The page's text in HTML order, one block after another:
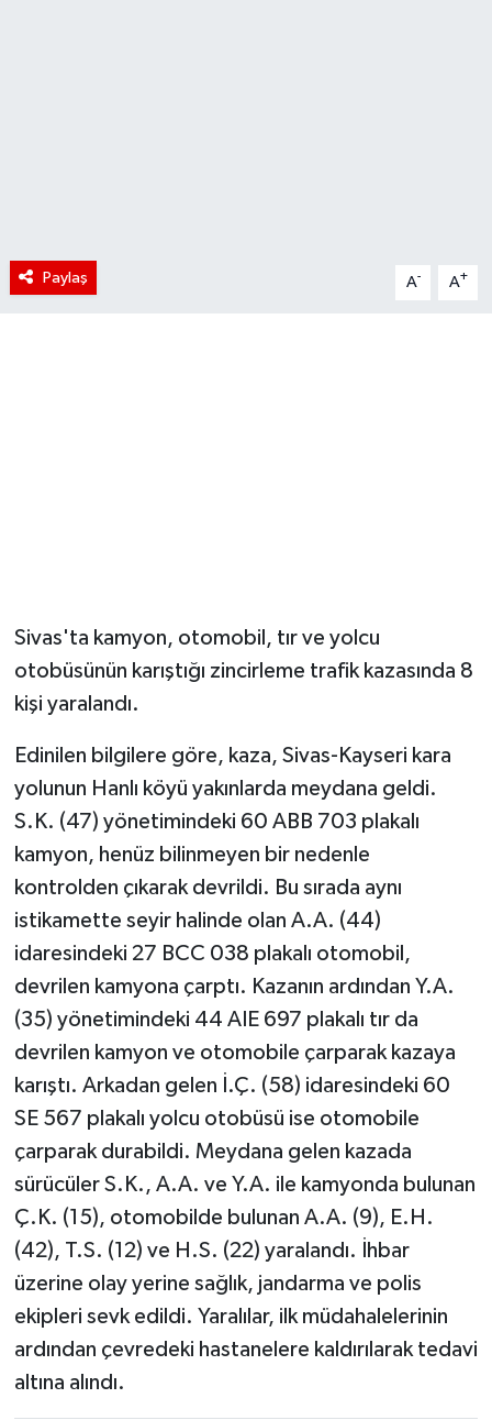
Paylaş A- A+
Sivas'ta kamyon, otomobil, tır ve yolcu
otobüsünün karıştığı zincirleme trafik kazasında 8
kişi yaralandı.
Edinilen bilgilere göre, kaza, Sivas-Kayseri kara
yolunun Hanlı köyü yakınlarda meydana geldi.
S.K. (47) yönetimindeki 60 ABB 703 plakalı
kamyon, henüz bilinmeyen bir nedenle
kontrolden çıkarak devrildi. Bu sırada aynı
istikamette seyir halinde olan A.A. (44)
idaresindeki 27 BCC 038 plakalı otomobil,
devrilen kamyona çarptı. Kazanın ardından Y.A.
(35) yönetimindeki 44 AIE 697 plakalı tır da
devrilen kamyon ve otomobile çarparak kazaya
karıştı. Arkadan gelen İ.Ç. (58) idaresindeki 60
SE 567 plakalı yolcu otobüsü ise otomobile
çarparak durabildi. Meydana gelen kazada
sürücüler S.K., A.A. ve Y.A. ile kamyonda bulunan
Ç.K. (15), otomobilde bulunan A.A. (9), E.H.
(42), T.S. (12) ve H.S. (22) yaralandı. İhbar
üzerine olay yerine sağlık, jandarma ve polis
ekipleri sevk edildi. Yaralılar, ilk müdahalelerinin
ardından çevredeki hastanelere kaldırılarak tedavi
altına alındı.